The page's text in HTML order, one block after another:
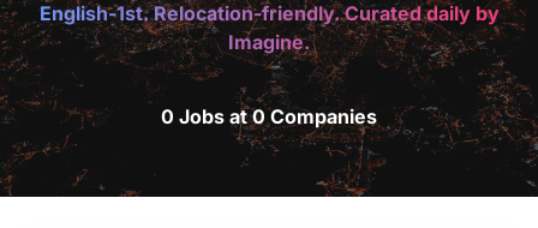
English-1st. Relocation-friendly. Curated daily by
Imagine.
0 Jobs at 0 Companies